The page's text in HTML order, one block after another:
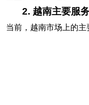
2. 越南主要服
当前，越南市场上的